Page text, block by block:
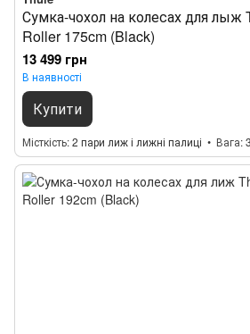
Сумка-чохол на колесах для лыж
Roller 175cm (Black)
13 499 грн
В наявності
Купити
Місткість 2 пари лиж і лижні палиці Вага